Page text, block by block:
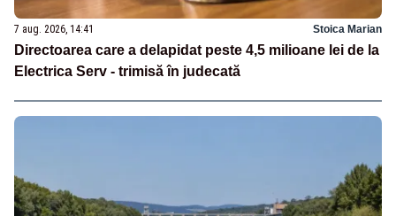
7 aug. 2026, 14:41 Stoica Marian
Directoarea care a delapidat peste 4,5 milioane lei de la
Electrica Serv - trimisă în judecată